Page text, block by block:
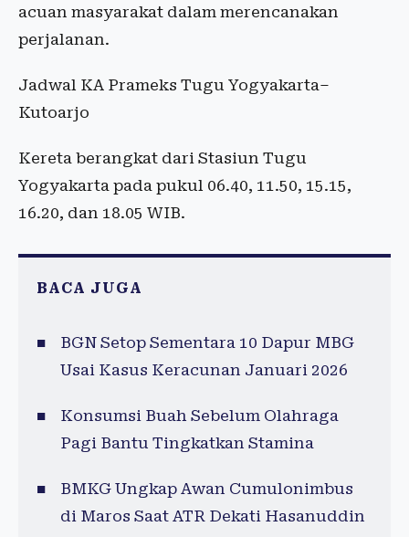
acuan masyarakat dalam merencanakan
perjalanan.
Jadwal KA Prameks Tugu Yogyakarta–
Kutoarjo
Kereta berangkat dari Stasiun Tugu
Yogyakarta pada pukul 06.40, 11.50, 15.15,
16.20, dan 18.05 WIB.
BACA JUGA
BGN Setop Sementara 10 Dapur MBG
Usai Kasus Keracunan Januari 2026
Konsumsi Buah Sebelum Olahraga
Pagi Bantu Tingkatkan Stamina
BMKG Ungkap Awan Cumulonimbus
di Maros Saat ATR Dekati Hasanuddin